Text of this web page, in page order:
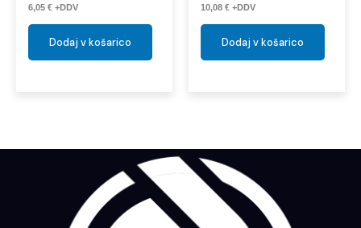
6,05 € +DDV
Dodaj v košarico
10,08 € +DDV
Dodaj v košarico